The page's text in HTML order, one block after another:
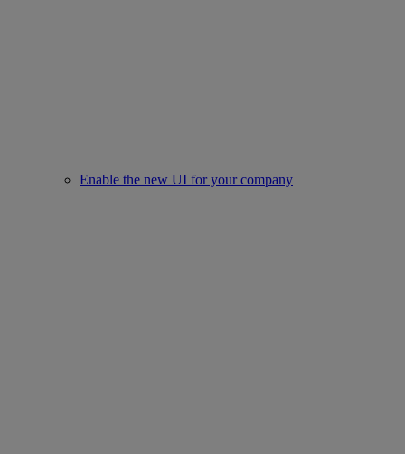
Enable the new UI for your company